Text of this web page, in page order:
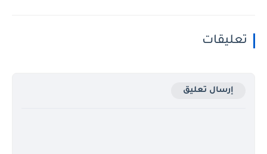
تعليقات
إرسال تعليق